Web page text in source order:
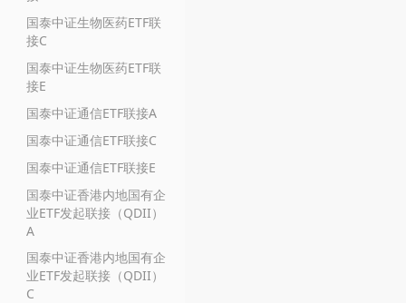
国泰中证生物医药ETF联
接C
国泰中证生物医药ETF联
接E
国泰中证通信ETF联接A
国泰中证通信ETF联接C
国泰中证通信ETF联接E
国泰中证香港内地国有企
业ETF发起联接（QDII）
A
国泰中证香港内地国有企
业ETF发起联接（QDII）
C